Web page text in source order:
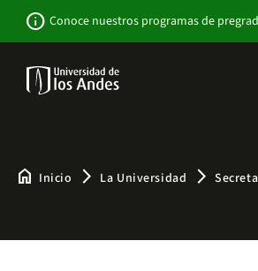
contenido
info Conoce nuestros programas de
home Inicio arrow_forward_ios La Universidad arrow_forward_ios